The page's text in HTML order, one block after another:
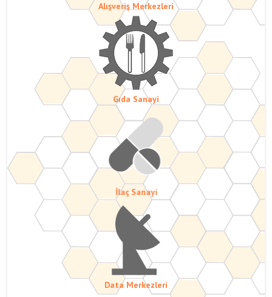
Alışveriş Merkezleri
Gıda Sanayi
İlaç Sanayi
Data Merkezleri